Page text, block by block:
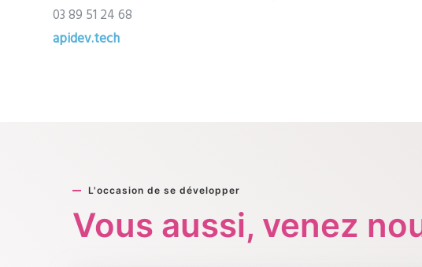
03 89 51 24 68
apidev.tech
L'occasion de se développer
Vous aussi, venez